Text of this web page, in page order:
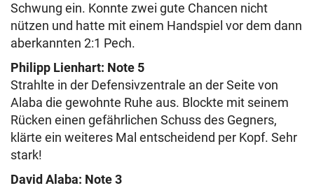
Schwung ein. Konnte zwei gute Chancen nicht
nützen und hatte mit einem Handspiel vor dem dann
aberkannten 2:1 Pech.
Philipp Lienhart: Note 5
Strahlte in der Defensivzentrale an der Seite von
Alaba die gewohnte Ruhe aus. Blockte mit seinem
Rücken einen gefährlichen Schuss des Gegners,
klärte ein weiteres Mal entscheidend per Kopf. Sehr
stark!
David Alaba: Note 3